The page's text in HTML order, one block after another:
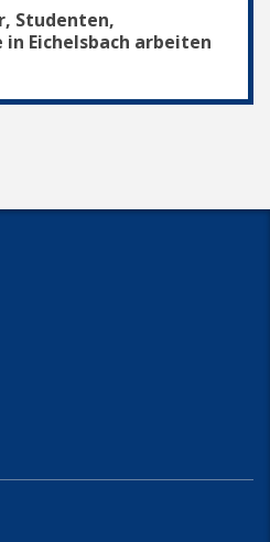
Studenten,
Eichelsbach arbeiten